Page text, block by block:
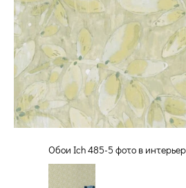
Обои Ich 485-5 фото в